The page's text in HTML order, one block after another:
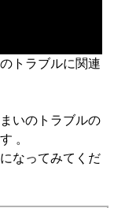
トラブルに関連
いのトラブルの
。
なってみてくだ